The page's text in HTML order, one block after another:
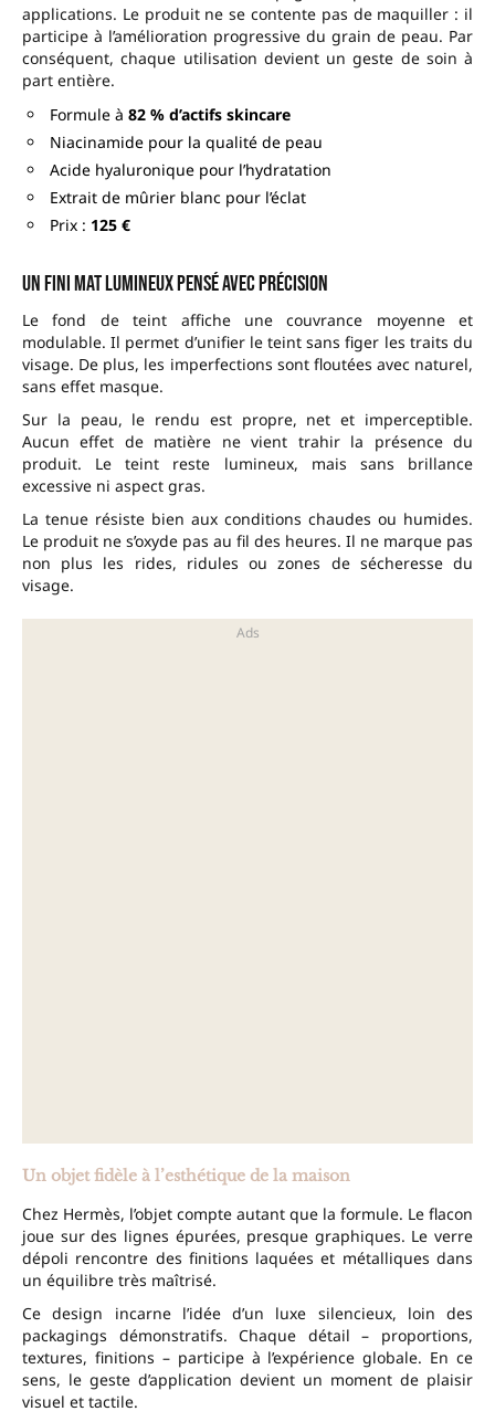
applications. Le produit ne se contente pas de maquiller : il
participe à l’amélioration progressive du grain de peau. Par
conséquent, chaque utilisation devient un geste de soin à
part entière.
Formule à 82 % d’actifs skincare
Niacinamide pour la qualité de peau
Acide hyaluronique pour l’hydratation
Extrait de mûrier blanc pour l’éclat
Prix : 125 €
Un fini mat lumineux pensé avec précision
Le fond de teint affiche une couvrance moyenne et
modulable. Il permet d’unifier le teint sans figer les traits du
visage. De plus, les imperfections sont floutées avec naturel,
sans effet masque.
Sur la peau, le rendu est propre, net et imperceptible.
Aucun effet de matière ne vient trahir la présence du
produit. Le teint reste lumineux, mais sans brillance
excessive ni aspect gras.
La tenue résiste bien aux conditions chaudes ou humides.
Le produit ne s’oxyde pas au fil des heures. Il ne marque pas
non plus les rides, ridules ou zones de sécheresse du
visage.
Un objet fidèle à l’esthétique de la maison
Chez Hermès, l’objet compte autant que la formule. Le flacon
joue sur des lignes épurées, presque graphiques. Le verre
dépoli rencontre des finitions laquées et métalliques dans
un équilibre très maîtrisé.
Ce design incarne l’idée d’un luxe silencieux, loin des
packagings démonstratifs. Chaque détail – proportions,
textures, finitions – participe à l’expérience globale. En ce
sens, le geste d’application devient un moment de plaisir
visuel et tactile.